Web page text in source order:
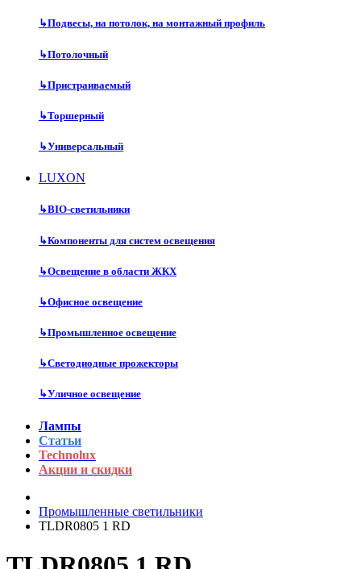
↳Подвесы, на потолок, на монтажный профиль
↳Потолочный
↳Пристраиваемый
↳Торшерный
↳Универсальный
LUXON
↳BIO-светильники
↳Компоненты для систем освещения
↳Освещение в области ЖКХ
↳Офисное освещение
↳Промышленное освещение
↳Светодиодные прожекторы
↳Уличное освещение
Лампы
Статьи
Technolux
Акции и скидки
Промышленные светильники
TLDR0805 1 RD